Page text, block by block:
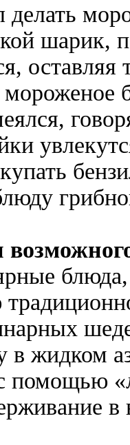
делать
шарик,
оставляя
мороженое
блюда,
в жидком
помощью